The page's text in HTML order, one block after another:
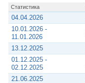
Статистика
04.04.2026
10.01.2026 -
11.01.2026
13.12.2025
01.12.2025 -
02.12.2025
21.06.2025